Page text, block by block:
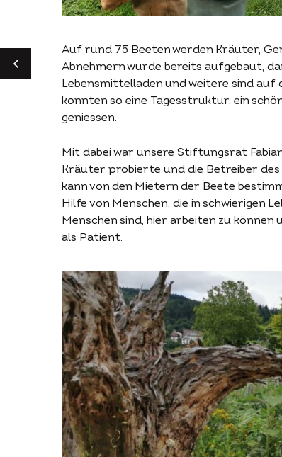
Auf rund 75 Beeten werden Kräuter,
Abnehmern wurde bereits aufgebaut,
Lebensmittelladen und weitere sind
konnten so eine Tagesstruktur, ein
geniessen.
Mit dabei war unsere Stiftungsrat
Kräuter probierte und die Betreiber
kann von den Mietern der Beete
Hilfe von Menschen, die in schwierigen
Menschen sind, hier arbeiten zu können
als Patient.
ZURÜCK